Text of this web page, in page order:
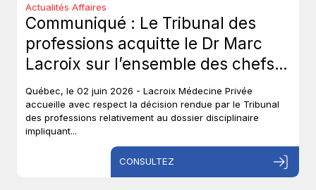
Actualités Affaires
Communiqué : Le Tribunal des
professions acquitte le Dr Marc
Lacroix sur l’ensemble des chefs
et met un terme à près de six ans
de procédures disciplinaires.
Québec, le 02 juin 2026 - Lacroix Médecine Privée
accueille avec respect la décision rendue par le Tribunal
des professions relativement au dossier disciplinaire
impliquant...
CONSULTEZ